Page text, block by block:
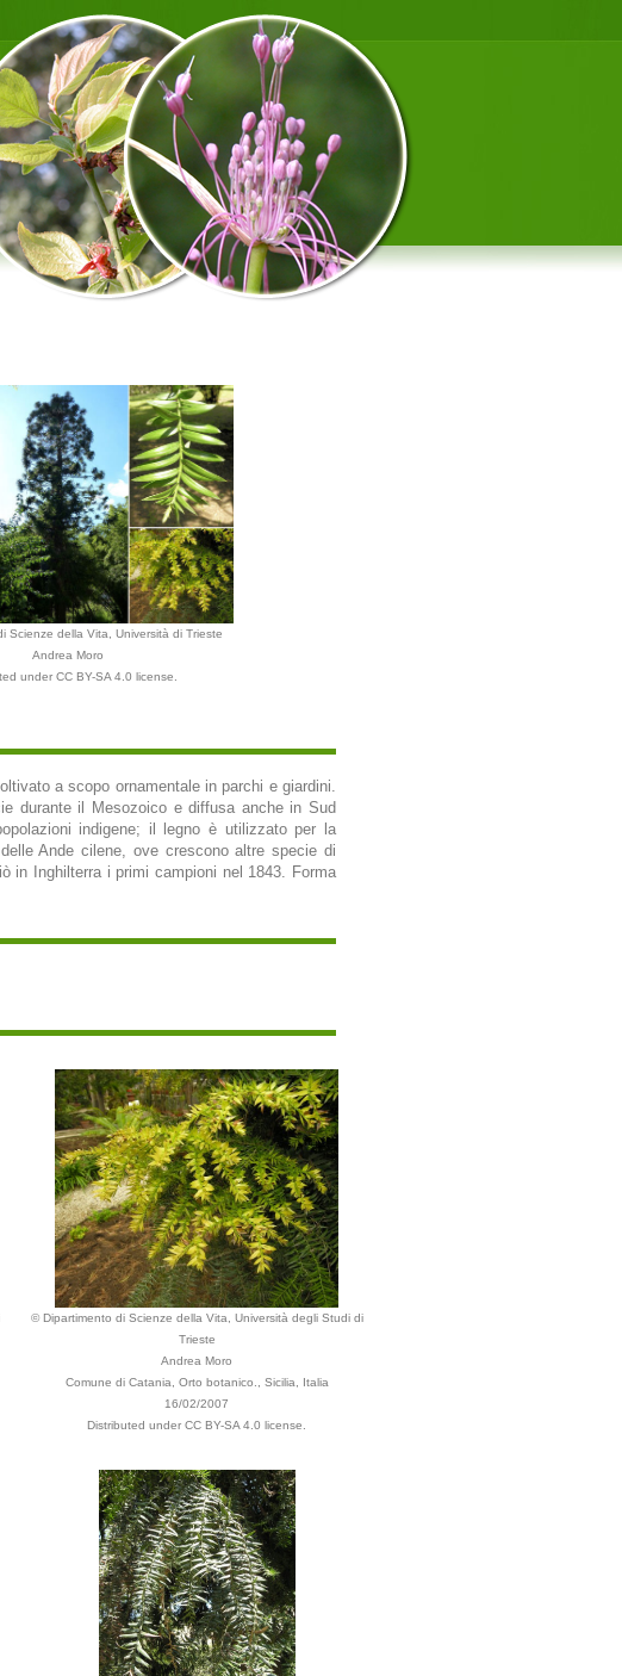
Scienze della Vita, Università di Trieste
Andrea Moro
under CC BY-SA 4.0 license.
a scopo ornamentale in parchi e giardini.
durante il Mesozoico e diffusa anche in Sud
indigene; il legno è utilizzato per la
Ande cilene, ove crescono altre specie di
in Inghilterra i primi campioni nel 1843. Forma
© Dipartimento di Scienze della Vita, Università degli Studi di
Trieste
Andrea Moro
Comune di Catania, Orto botanico., Sicilia, Italia
16/02/2007
Distributed under CC BY-SA 4.0 license.